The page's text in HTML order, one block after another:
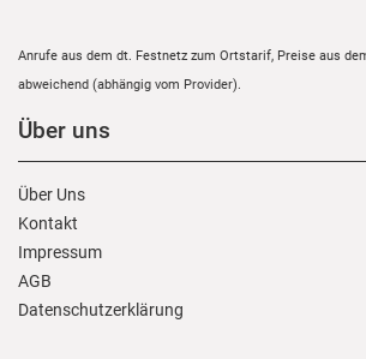
Anrufe aus dem dt. Festnetz zum Ortstarif, Preise aus
abweichend (abhängig vom Provider).
Über uns
Über Uns
Kontakt
Impressum
AGB
Daten­schutz­erklärung